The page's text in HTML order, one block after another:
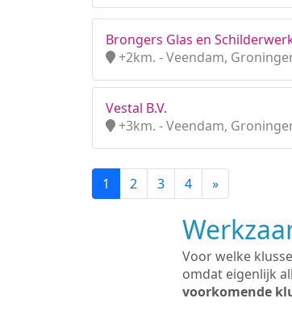
Brongers Glas en
+2km. - Veendam,
Vestal B.V.
+3km. - Veendam,
1 2 3 4 »
Voor welke
omdat eigenlijk
voorkomende